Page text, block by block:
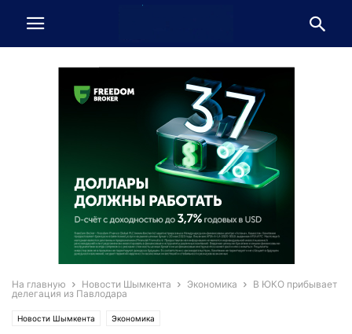
На главную Новости Шымкента Экономика
В ЮКО прибывает
делегация из Павлодара
Новости Шымкента Экономика